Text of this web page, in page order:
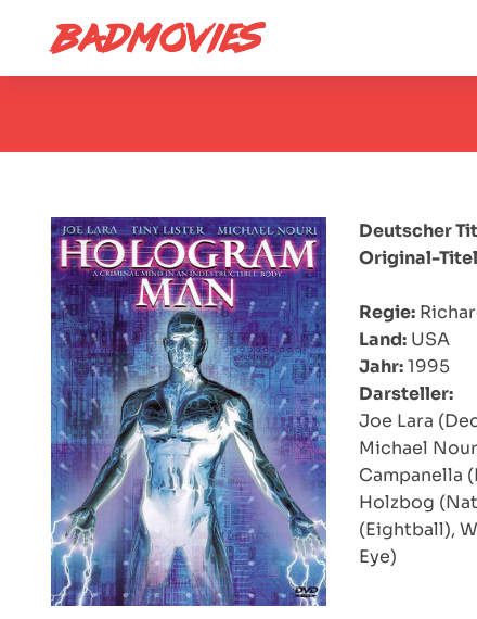
Deutscher
Original-
Regie:
Land: USA
Jahr:1995
Darsteller:
Joe Lara
Michael
Campanella
Holzbog
(Eightball),
Eye)